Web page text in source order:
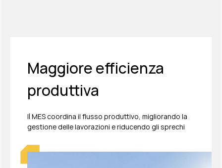
Maggiore efficienza
produttiva
Il MES coordina il flusso produttivo, migliorando la
gestione delle lavorazioni e riducendo gli sprechi